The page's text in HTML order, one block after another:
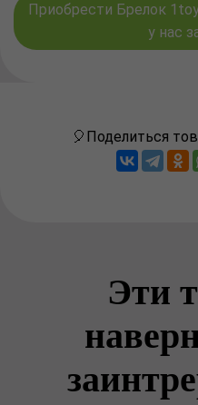
Приобрести Брелок
у нас
🎈Поделиться
Эти